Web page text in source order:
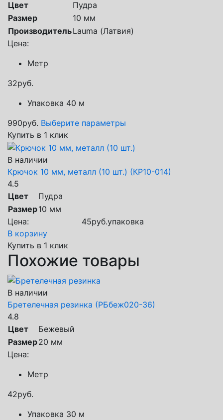
Цвет
Пудра
Размер
10 мм
ПроизводительLauma (Латвия)
Цена:
Метр
32руб.
Упаковка 40 м
990руб. Выберите параметры
Купить в 1 клик
В наличии
Крючок 10 мм, металл (10 шт.) (КР10-014)
4.5
Цвет
Пудра
Размер10 мм
Цена:
45руб.упаковка
В корзину
Купить в 1 клик
Похожие товары
В наличии
Бретелечная резинка (РБбеж020-36)
4.8
Цвет
Бежевый
Размер20 мм
Цена:
Метр
42руб.
Упаковка 30 м